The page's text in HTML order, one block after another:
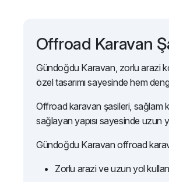
Offroad Karavan
Gündoğdu Karavan, zorlu arazi
özel tasarımı sayesinde hem
Offroad karavan şasileri, sağlam
sağlayan yapısı sayesinde
Gündoğdu Karavan offroad
Zorlu arazi ve uzun yol